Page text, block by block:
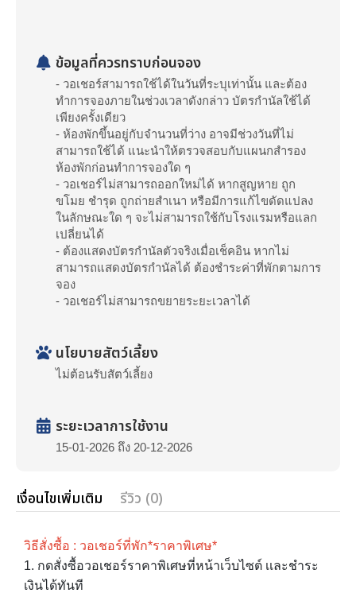
ข้อมูลที่ควรทราบก่อนจอง
- วอเชอร์สามารถใช้ได้ในวันที่ระบุเท่านั้น และต้อง
ทำการจองภายในช่วงเวลาดังกล่าว บัตรกำนัลใช้ได้
เพียงครั้งเดียว
- ห้องพักขึ้นอยู่กับจำนวนที่ว่าง อาจมีช่วงวันที่ไม่
สามารถใช้ได้ แนะนำให้ตรวจสอบกับแผนกสำรอง
ห้องพักก่อนทำการจองใด ๆ
- วอเชอร์ไม่สามารถออกใหม่ได้ หากสูญหาย ถูก
ขโมย ชำรุด ถูกถ่ายสำเนา หรือมีการแก้ไขดัดแปลง
ในลักษณะใด ๆ จะไม่สามารถใช้กับโรงแรมหรือแลก
เปลี่ยนได้
- ต้องแสดงบัตรกำนัลตัวจริงเมื่อเช็คอิน หากไม่
สามารถแสดงบัตรกำนัลได้ ต้องชำระค่าที่พักตามการ
จอง
- วอเชอร์ไม่สามารถขยายระยะเวลาได้
นโยบายสัตว์เลี้ยง
ไม่ต้อนรับสัตว์เลี้ยง
ระยะเวลาการใช้งาน
15-01-2026 ถึง 20-12-2026
เงื่อนไขเพิ่มเติม รีวิว (0)
วิธีสั่งซื้อ : วอเชอร์ที่พัก*ราคาพิเศษ*
1. กดสั่งซื้อวอเชอร์ราคาพิเศษที่หน้าเว็บไซต์ เเละชำระ
เงินได้ทันที